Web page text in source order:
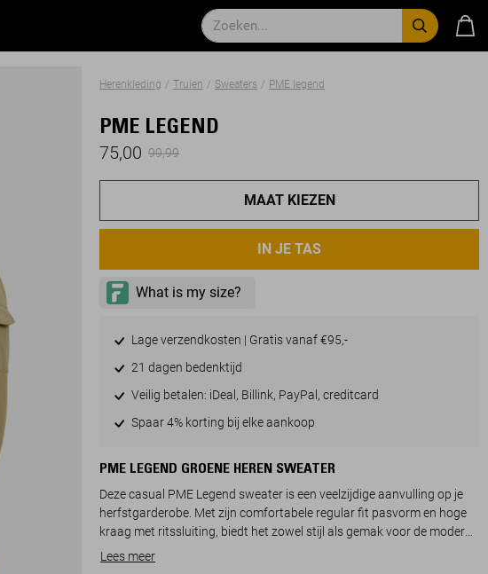
Herenkleding Truien Sweaters PME legend
PME LEGEND
75,00 99,99
MAAT KIEZEN
IN JE TAS
Lage verzendkosten | Gratis vanaf €95,-
21 dagen bedenktijd
Veilig betalen: iDeal, Billink, PayPal, creditcard
Spaar 4% korting bij elke aankoop
PME LEGEND GROENE HEREN SWEATER
Deze casual PME Legend sweater is een veelzijdige aanvulling op je
herfstgarderobe. Met zijn comfortabele regular fit pasvorm en hoge
kraag met ritssluiting, biedt het zowel stijl als gemak voor de moderne
man. De sweater heeft een tijdloze olijfgroene kleur, die moeiteloos te
Lees meer